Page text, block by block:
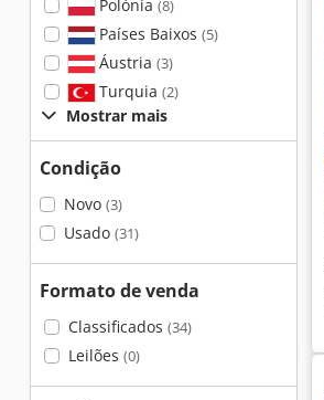
Polónia (8)
Países Baixos (5)
Áustria (3)
Turquia (2)
Mostrar mais
Condição
Novo (3)
Usado (31)
Formato de venda
Classificados (34)
Leilões (0)